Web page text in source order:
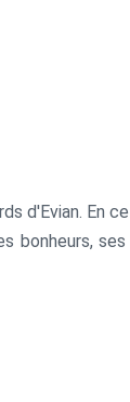
d'Evian. En
bonheurs,